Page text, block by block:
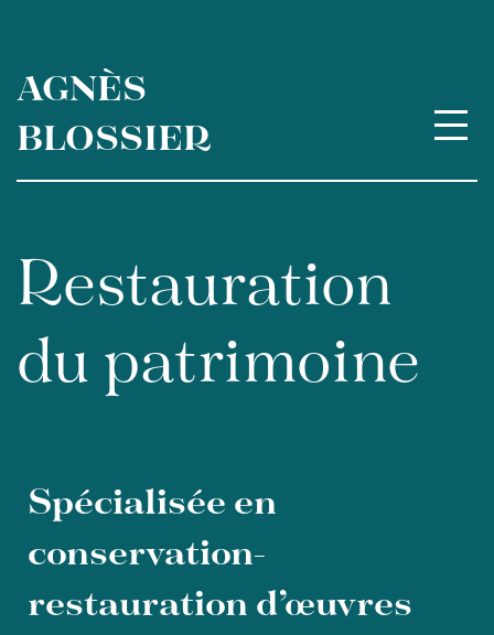
contenu
AGNÈS
BLOSSIER
Restauration
du patrimoine
Spécialisée en
conservation-
restauration d’œuvres